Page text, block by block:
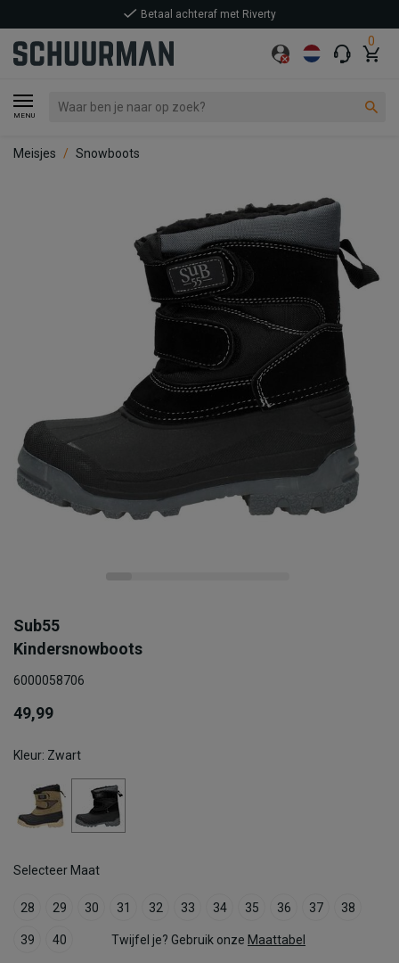
0
MENU
Betaal achteraf met Riverty
Meisjes Snowboots
Sub55
Kindersnowboots
6000058706
49,99
Kleur: Zwart
Selecteer Maat
28 29 30 31 32 33 34 35 36 37 38
39 40 Twijfel je? Gebruik onze Maattabel